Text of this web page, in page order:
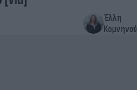
Έλλη
Κομνηνού